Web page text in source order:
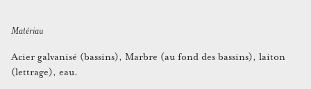
Matériau
Acier galvanisé (bassins), Marbre (au fond des bassins), laiton
(lettrage), eau.